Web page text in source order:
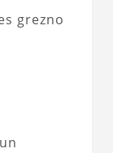
grezno